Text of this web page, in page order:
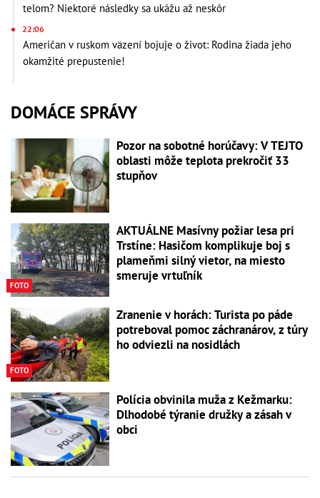
telom? Niektoré následky sa ukážu až neskôr
22:06
Američan v ruskom väzení bojuje o život: Rodina žiada jeho
okamžité prepustenie!
DOMÁCE SPRÁVY
Pozor na sobotné horúčavy: V TEJTO
oblasti môže teplota prekročiť 33
stupňov
FOTO
AKTUÁLNE Masívny požiar lesa pri
Trstíne: Hasičom komplikuje boj s
plameňmi silný vietor, na miesto
smeruje vrtuľník
FOTO
Zranenie v horách: Turista po páde
potreboval pomoc záchranárov, z túry
ho odviezli na nosidlách
Polícia obvinila muža z Kežmarku:
Dlhodobé týranie družky a zásah v
obci